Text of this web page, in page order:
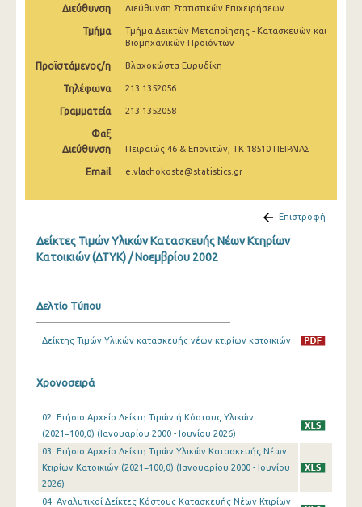
Αυγούστου 2025
Ιουλίου 2025
Ιουνίου 2025
Απριλίου 2025
Μαρτίου 2025
Δεκεμβρίου 2024
Οκτωβρίου 2024
Ιουλίου 2024
Ιουνίου 2024
Μαΐου 2024
Διεύθυνση Διεύθυνση Στατιστικών Επιχειρήσεων
Τμήμα
Τμήμα Δεικτών Μεταποίησης - Κατασκευών και
Βιομηχανικών Προϊόντων
Προϊστάμενος/η Βλαχοκώστα Ευρυδίκη
Τηλέφωνα 213 1352056
Γραμματεία 213 1352058
Φαξ
Διεύθυνση
Πειραιώς 46 & Επονιτών, ΤΚ 18510 ΠΕΙΡΑΙΑΣ
Email e.vlachokosta@statistics.gr
Επιστροφή
Δείκτες Τιμών Υλικών Κατασκευής Νέων Κτηρίων
Κατοικιών (ΔΤΥΚ) / Νοεμβρίου 2002
Δελτίο Τύπου
Δείκτης Τιμών Υλικών κατασκευής νέων κτιρίων κατοικιών
Χρονοσειρά
02. Ετήσιο Αρχείο Δείκτη Τιμών ή Κόστους Υλικών
(2021=100,0) (Ιανουαρίου 2000 - Ιουνίου 2026)
03. Ετήσιο Αρχείο Δείκτη Τιμών Υλικών Κατασκευής Νέων
Κτιρίων Κατοικιών (2021=100,0) (Ιανουαρίου 2000 - Ιουνίου
2026)
04. Αναλυτικοί Δείκτες Κόστους Κατασκευής Νέων Κτιρίων